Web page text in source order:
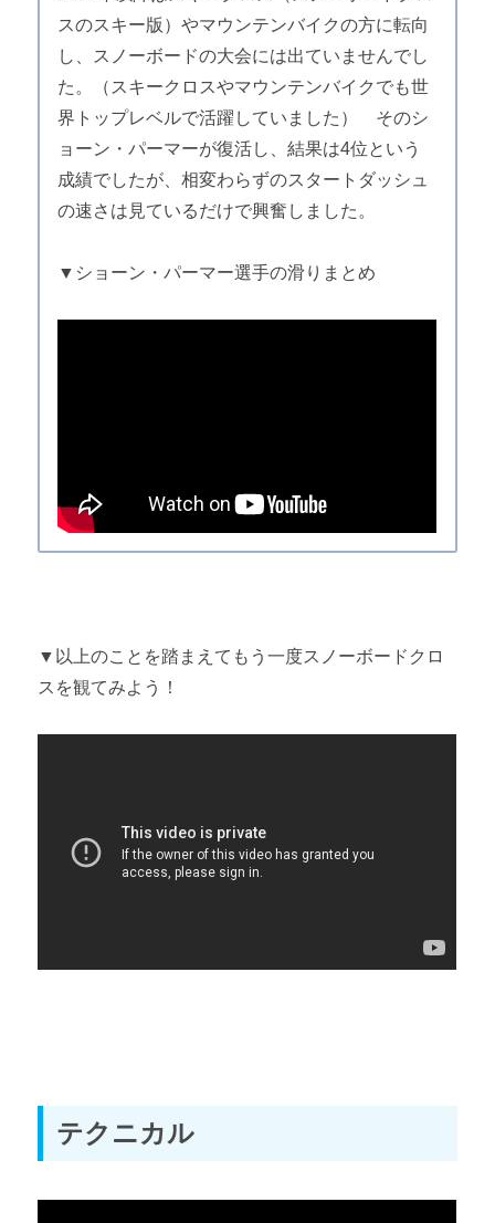
スのスキー版）やマウンテンバイクの方に転向
し、スノーボードの大会には出ていませんでし
た。（スキークロスやマウンテンバイクでも世
界トップレベルで活躍していました） そのシ
ョーン・パーマーが復活し、結果は4位という
成績でしたが、相変わらずのスタートダッシュ
の速さは見ているだけで興奮しました。
▼ショーン・パーマー選手の滑りまとめ
▼以上のことを踏まえてもう一度スノーボードクロ
スを観てみよう！
テクニカル